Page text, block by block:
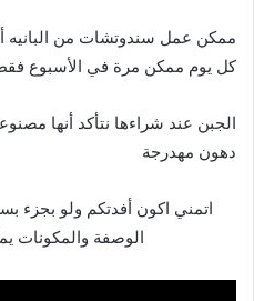
ممكن عمل سندوتشات من البانيه
كل يوم ممكن مرة في الأسبوع
الجبن عند شراءها نتأكد أنها
دهون مهدرجة
اتمني اكون أفدتكم ولو بجزء
الوصفة والمكونات